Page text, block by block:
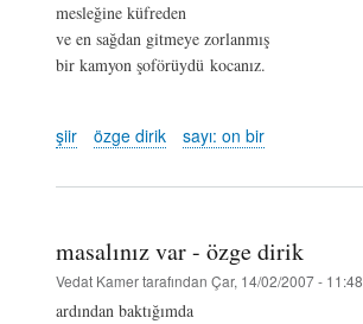
mesleğine küfreden
ve en sağdan gitmeye zorlanmış
bir kamyon şoförüydü kocanız.
şiir özge dirik sayı: on bir
masalınız var - özge dirik
Vedat Kamertarafından Çar, 14/02/2007 - 11:48
ardından baktığımda